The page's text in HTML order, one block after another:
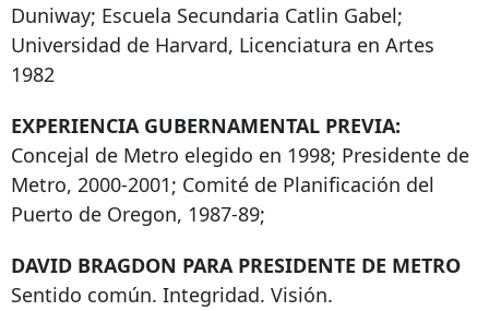
Duniway; Escuela Secundaria Catlin Gabel;
Universidad de Harvard, Licenciatura en Artes
1982
EXPERIENCIA GUBERNAMENTAL PREVIA:
Concejal de Metro elegido en 1998; Presidente de
Metro, 2000-2001; Comité de Planificación del
Puerto de Oregon, 1987-89;
DAVID BRAGDON PARA PRESIDENTE DE METRO
Sentido común. Integridad. Visión.